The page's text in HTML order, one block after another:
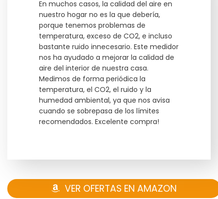
En muchos casos, la calidad del aire en
nuestro hogar no es la que debería,
porque tenemos problemas de
temperatura, exceso de CO2, e incluso
bastante ruido innecesario. Este medidor
nos ha ayudado a mejorar la calidad de
aire del interior de nuestra casa.
Medimos de forma periódica la
temperatura, el CO2, el ruido y la
humedad ambiental, ya que nos avisa
cuando se sobrepasa de los límites
recomendados. Excelente compra!
VER OFERTAS EN AMAZON